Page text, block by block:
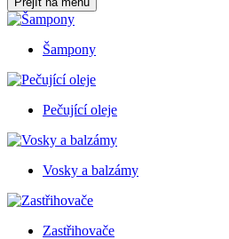
Šampony
Pečující oleje
Vosky a balzámy
Zastřihovače